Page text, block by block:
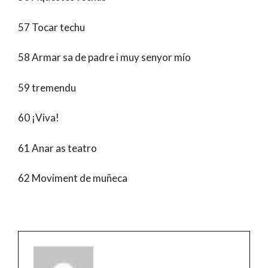
57 Tocar techu
58 Armar sa de padre i muy senyor mío
59 tremendu
60 ¡Viva!
61 Anar as teatro
62 Moviment de muñeca